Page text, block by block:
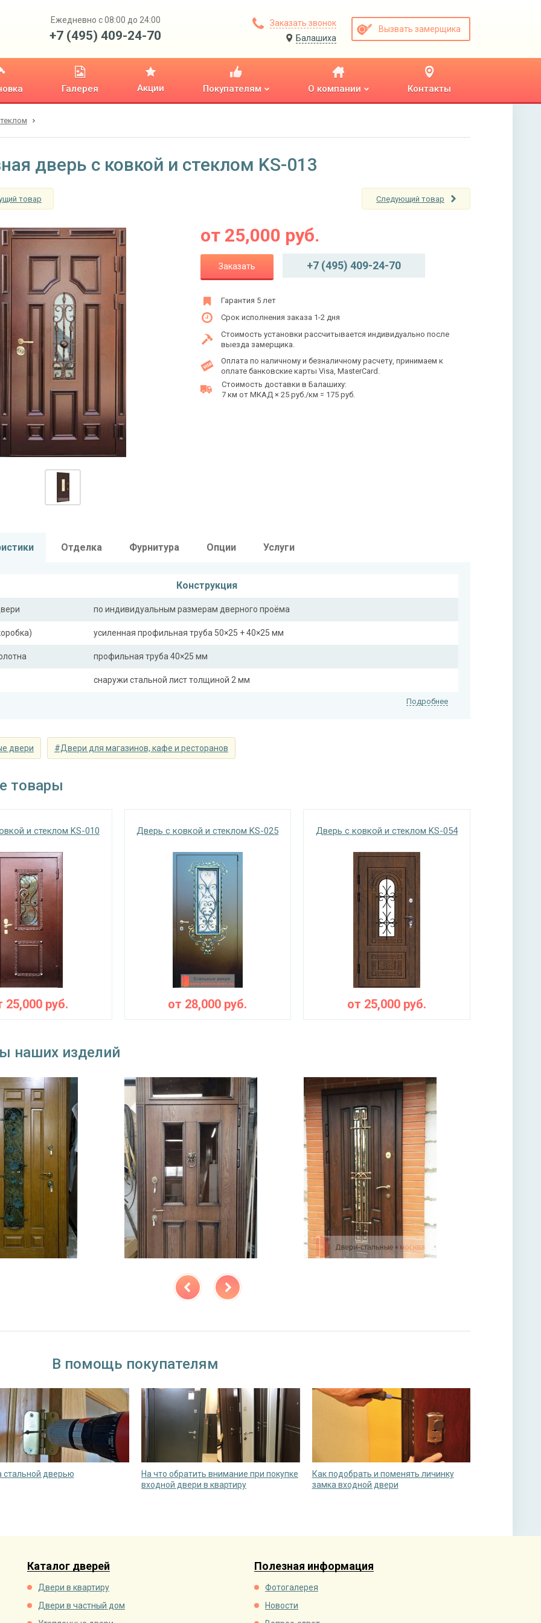
Ежедневно с 08:00 до 24:00
+7 (495) 409-24-70
Заказать звонок
Балашиха
Вызвать замерщика
Галерея Акции Покупателям О компании Контакты
дверь с ковкой и стеклом KS-013
товар Следующий товар
от 25,000 руб.
Заказать +7 (495) 409-24-70
Гарантия 5 лет
Срок исполнения заказа 1-2 дня
Стоимость установки рассчитывается индивидуально после
выезда замерщика.
Оплата по наличному и безналичному расчету, принимаем к
оплате банковские карты Visa, MasterCard.
Стоимость доставки в Балашиху:
7 км от МКАД × 25 руб./км = 175 руб.
Отделка Фурнитура Опции Услуги
Конструкция
по индивидуальным размерам дверного проёма
усиленная профильная труба 50×25 + 40×25 мм
профильная труба 40×25 мм
снаружи стальной лист толщиной 2 мм
Отделка
ламинат 4 мм (цвет на выбор)
Запирающие устройства и фурнитура
замок
цилиндровый «Страж» с нажимной ручкой, 4-х ригельный, 4-х оборотный, личинный
Изоляционные материалы
теплоизоляция двойной контур уплотнения, минераловатная плита URSA или пенопласт (на выбор)
Особенности модели
открывания
наружное / внутреннее,
левое / правое (на выбор)
к отделке стеклопакет, кованые элементы
Подробнее
двери #Двери для магазинов, кафе и ресторанов
товары
и стеклом KS-010
25,000руб.
Дверь с ковкой и стеклом KS-025
от 28,000 руб.
Дверь с ковкой и стеклом KS-054
от 25,000 руб.
наших изделий
В помощь покупателям
стальной дверью
На что обратить внимание при покупке
входной двери в квартиру
Как подобрать и поменять личинку
замка входной двери
Каталог дверей
Двери в квартиру
Двери в частный дом
Полезная информация
Фотогалерея
Новости